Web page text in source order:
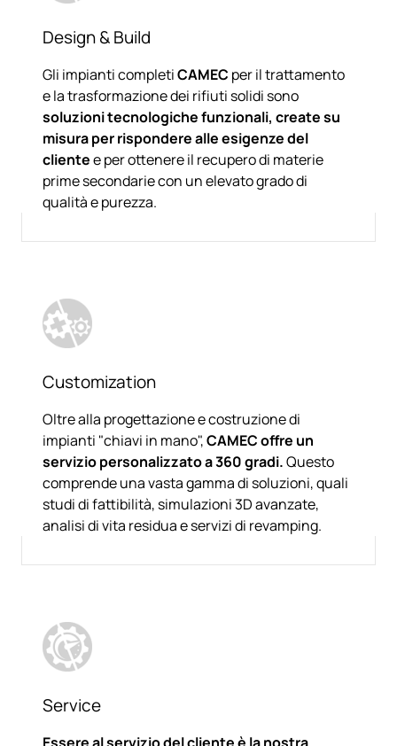
Design & Build
Gli impianti completiCAMEC per il trattamento
e la trasformazione dei rifiuti solidi sono
soluzioni tecnologiche funzionali, create su
misura per rispondere alle esigenze del
clientee per ottenere il recupero di materie
prime secondarie con un elevato grado di
qualità e purezza.
Customization
Oltre alla progettazione e costruzione di
impianti "chiavi in mano",CAMEC offre un
servizio personalizzato a 360 gradi.Questo
comprende una vasta gamma di soluzioni, quali
studi di fattibilità, simulazioni 3D avanzate,
analisi di vita residua e servizi di revamping.
Service